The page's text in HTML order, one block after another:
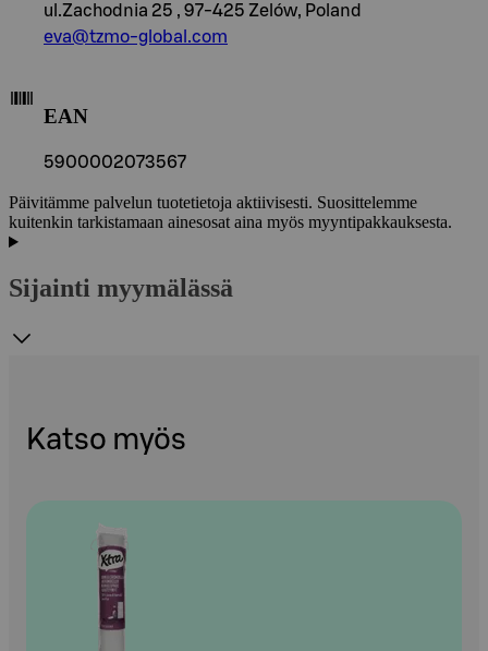
ul.Zachodnia 25 , 97-425 Zelów, Poland
eva@tzmo-global.com
EAN
5900002073567
Päivitämme palvelun tuotetietoja aktiivisesti. Suosittelemme
kuitenkin tarkistamaan ainesosat aina myös myyntipakkauksesta.
Sijainti myymälässä
Katso myös